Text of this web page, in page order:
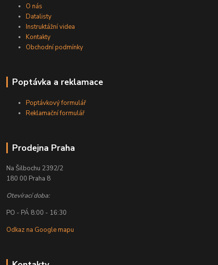
O nás
Datalisty
Instruktážní videa
Kontakty
Obchodní podmínky
Poptávka a reklamace
Poptávkový formulář
Reklamační formulář
Prodejna Praha
Na Šilbochu 2392/2
180 00 Praha 8
Otevírací doba:
PO - PÁ 8:00 - 16:30
Odkaz na Google mapu